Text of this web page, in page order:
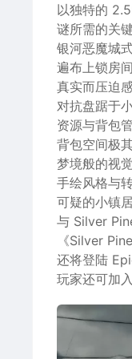
以独特的
谜所需的关键
银河恶魔城
遍布上锁房
真实而压迫
对抗盘踞于
资源与背包
背包空间极
梦境般的视
手绘风格与
可疑的小镇
与 Silver
《Silver
还将登陆
玩家还可加